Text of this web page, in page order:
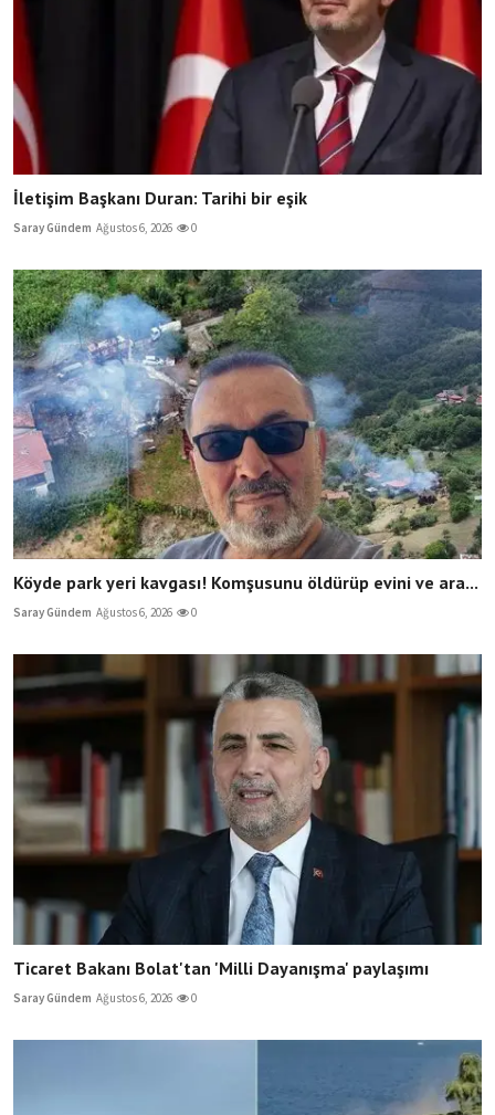
İletişim Başkanı Duran: Tarihi bir eşik
Saray Gündem Ağustos 6, 2026 0
Köyde park yeri kavgası! Komşusunu öldürüp evini ve ara...
Saray Gündem Ağustos 6, 2026 0
Ticaret Bakanı Bolat'tan 'Milli Dayanışma' paylaşımı
Saray Gündem Ağustos 6, 2026 0